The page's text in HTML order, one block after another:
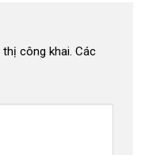
công khai. Các